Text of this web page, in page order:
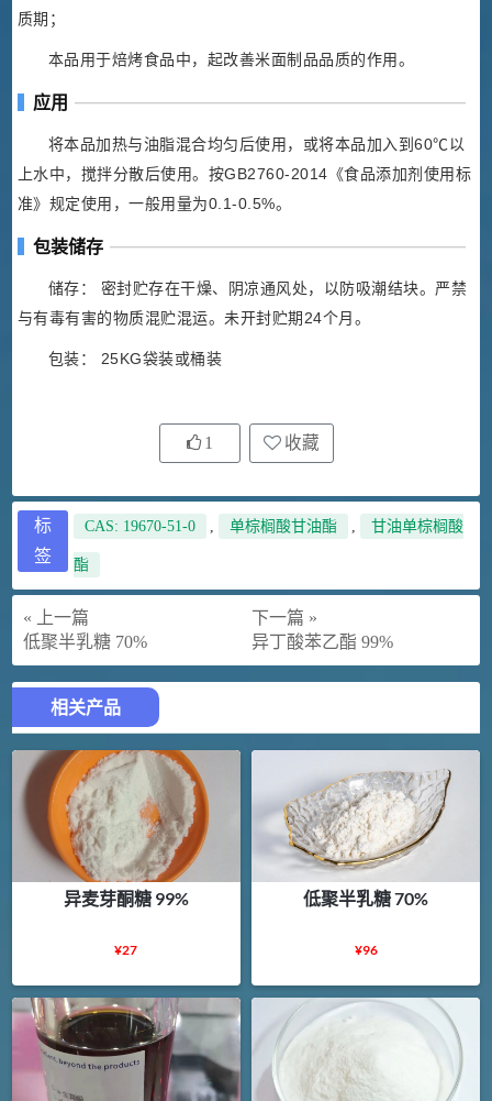
质期；
本品用于焙烤食品中，起改善米面制品品质的作用。
应用
将本品加热与油脂混合均匀后使用，或将本品加入到60℃以
上水中，搅拌分散后使用。按GB2760-2014《食品添加剂使用标
准》规定使用，一般用量为0.1-0.5%。
包装储存
储存： 密封贮存在干燥、阴凉通风处，以防吸潮结块。严禁
与有毒有害的物质混贮混运。未开封贮期24个月。
包装： 25KG袋装或桶装
1 收藏
标
签
CAS: 19670-51-0 , 单棕榈酸甘油酯 , 甘油单棕榈酸
酯
« 上一篇
低聚半乳糖 70%
下一篇 »
异丁酸苯乙酯 99%
相关产品
异麦芽酮糖 99%
¥27
低聚半乳糖 70%
¥96